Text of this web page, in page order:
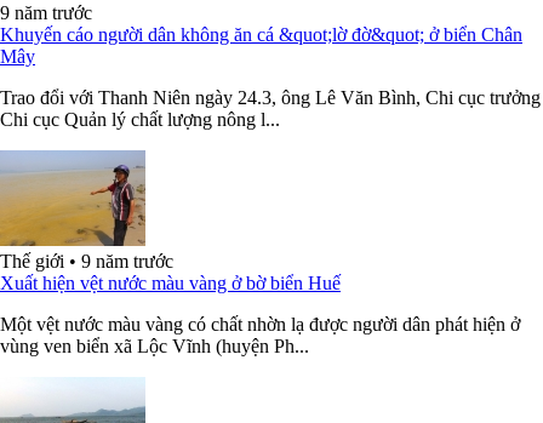
9 năm trước
Khuyến cáo người dân không ăn cá &quot;lờ đờ&quot; ở biển Chân
Mây
Trao đổi với Thanh Niên ngày 24.3, ông Lê Văn Bình, Chi cục trưởng
Chi cục Quản lý chất lượng nông l...
Thế giới • 9 năm trước
Xuất hiện vệt nước màu vàng ở bờ biển Huế
Một vệt nước màu vàng có chất nhờn lạ được người dân phát hiện ở
vùng ven biển xã Lộc Vĩnh (huyện Ph...